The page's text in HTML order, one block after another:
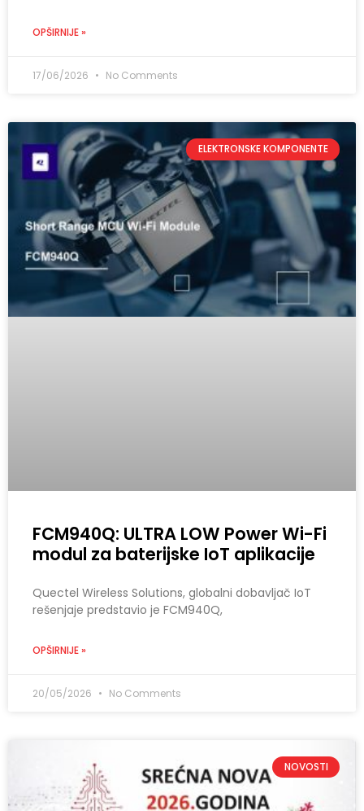
OPŠIRNIJE »
17/06/2026 No Comments
ELEKTRONSKE KOMPONENTE
FCM940Q: ULTRA LOW Power Wi-Fi
modul za baterijske IoT aplikacije
Quectel Wireless Solutions, globalni dobavljač IoT
rešenjaje predstavio je FCM940Q,
OPŠIRNIJE »
20/05/2026 No Comments
NOVOSTI